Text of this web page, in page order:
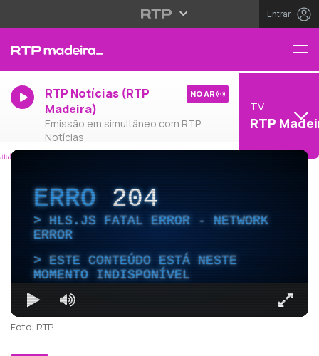
Entrar
RTP Notícias (RTP
Madeira)
Emissão em simultâneo com RTP
Notícias
NO AR
TV
RTP
ERRO204
HLS.JS FATAL ERROR - NETWORK
ERROR
ESTE CONTEÚDO ESTÁ NESTE
MOMENTO INDISPONÍVEL
Foto: RTP